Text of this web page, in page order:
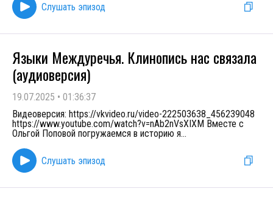
Слушать эпизод
Языки Междуречья. Клинопись нас связала
(аудиоверсия)
19.07.2025 • 01:36:37
Видеоверсия: https://vkvideo.ru/video-222503638_456239048
https://www.youtube.com/watch?v=nAb2nVsXIXM Вместе с
Ольгой Поповой погружаемся в историю я...
Слушать эпизод